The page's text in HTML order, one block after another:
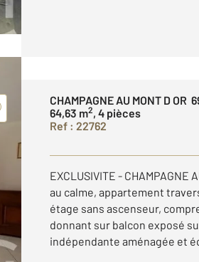
CHAMPAGNE AU MONT D OR
64,63 m2, 4 pièces
Ref : 22762
EXCLUSIVITE - CHAMPAGNE
au calme, appartement
étage sans ascenseur,
donnant sur balcon exposé
indépendante aménagée et